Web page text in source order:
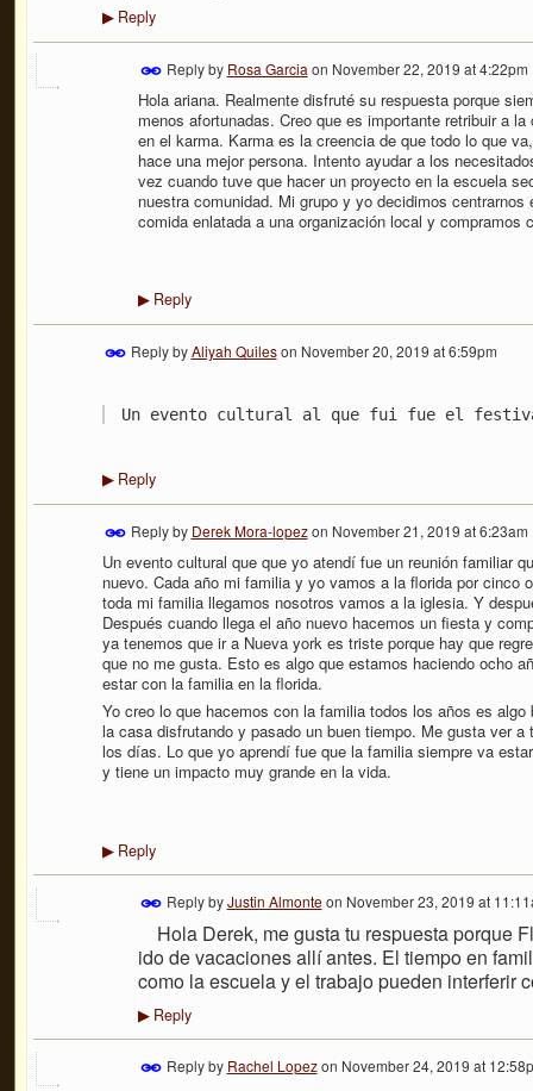
▶Reply
Reply by Rosa Garcia on November 22, 2019 at 4:22pm
Hola ariana. Realmente disfruté su respuesta porque
menos afortunadas. Creo que es importante retribuir a
en el karma. Karma es la creencia de que todo lo que
hace una mejor persona. Intento ayudar a los
vez cuando tuve que hacer un proyecto en la escuela
nuestra comunidad. Mi grupo y yo decidimos
comida enlatada a una organización local y
▶Reply
Reply by Aliyah Quileson November 20, 2019 at 6:59pm
Un evento cultural al que fui fue el festival
▶Reply
Reply by Derek Mora-lopezon November 21, 2019 at 6:23am
Un evento cultural que que yo atendí fue un reunión familiar
nuevo. Cada año mi familia y yo vamos a la florida por
toda mi familia llegamos nosotros vamos a la iglesia. Y
Después cuando llega el año nuevo hacemos un fiesta y
ya tenemos que ir a Nueva york es triste porque hay que
que no me gusta. Esto es algo que estamos haciendo ocho
estar con la familia en la florida.
Yo creo lo que hacemos con la familia todos los años es
la casa disfrutando y pasado un buen tiempo. Me gusta ver
los días. Lo que yo aprendí fue que la familia siempre va
y tiene un impacto muy grande en la vida.
▶Reply
Reply byJustin Almonteon November 23, 2019 at
Hola Derek, me gusta tu respuesta porque
ido de vacaciones allí antes. El tiempo en
como la escuela y el trabajo pueden interferir
▶Reply
Reply by Rachel Lopezon November 24, 2019 at